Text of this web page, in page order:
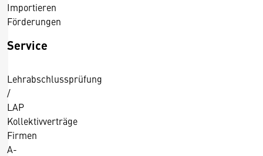
u
n
g
g
e
w
e
r
Importieren
Förderungen
Service
Lehrabschlussprüfung
/
LAP
Kollektivverträge
Firmen
A-